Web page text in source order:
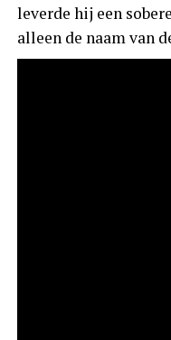
leverde hij een
alleen de naam van